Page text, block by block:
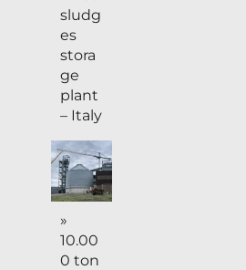
sludg
es
stora
ge
plant
– Italy
»
10.00
0 ton